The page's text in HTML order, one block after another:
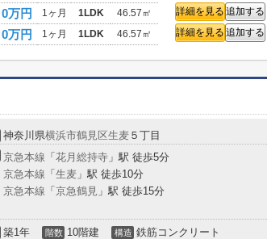
0万円 1ヶ月 1LDK 46.57㎡ 詳細を見る 追加する
0万円 1ヶ月 1LDK 46.57㎡ 詳細を見る 追加する
神奈川県横浜市鶴見区生麦 ５丁目
京急本線 「 花月総持寺 」駅 徒歩5分
京急本線 「 生麦 」駅 徒歩10分
京急本線 「 京急鶴見 」駅 徒歩15分
築1年 階数 10階建 構造 鉄筋コンクリート